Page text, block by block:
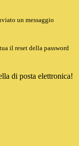
un messaggio
il reset della password
di posta elettronica!